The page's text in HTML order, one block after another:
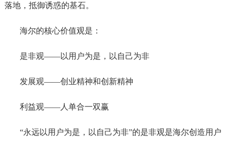
落地，抵御诱惑的基石。
海尔的核心价值观是：
是非观——以用户为是，以自己为非
发展观——创业精神和创新精神
利益观——人单合一双赢
“永远以用户为是，以自己为非”的是非观是海尔创造用户